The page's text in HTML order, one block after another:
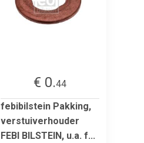
€ 0.44
febibilstein Pakking,
verstuiverhouder
FEBI BILSTEIN, u.a. f...